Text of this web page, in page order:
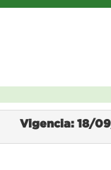
Vigencia: 18/